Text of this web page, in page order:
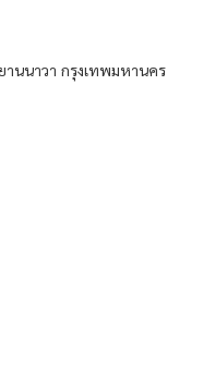
านนาวา กรุงเทพมหานคร